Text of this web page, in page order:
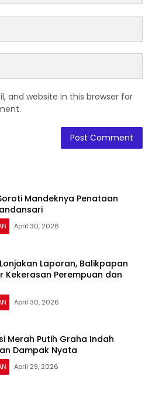
and website in this browser for
Mandeknya Penataan
April 30, 2026
Laporan, Balikpapan
Kekerasan Perempuan dan
April 30, 2026
Merah Putih Graha Indah
Dampak Nyata
April 29, 2026